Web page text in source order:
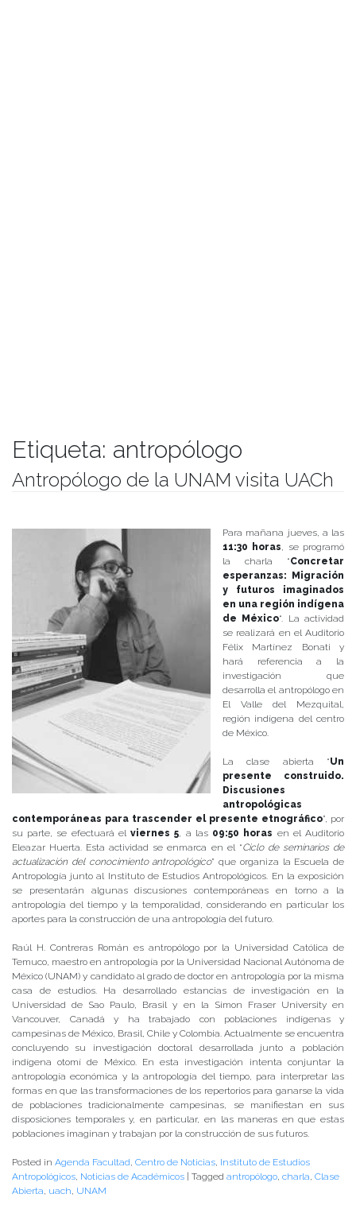
Etiqueta: antropólogo
Antropólogo de la UNAM visita UACh
Para mañana jueves, a las
11:30 horas, se programó
la charla “Concretar
esperanzas: Migración
y futuros imaginados
en una región indígena
de México“. La actividad
se realizará en el Auditorio
Félix Martínez Bonati y
hará referencia a la
investigación que
desarrolla el antropólogo en
El Valle del Mezquital,
región indígena del centro
de México.
La clase abierta “Un
presente construido.
Discusiones
antropológicas
contemporáneas para trascender el presente etnográfico”, por
su parte, se efectuará elviernes 5, a las 09:50 horas en el Auditorio
Eleazar Huerta. Esta actividad se enmarca en el “Ciclo de seminarios de
actualización del conocimiento antropológico” que organiza la Escuela de
Antropología junto al Instituto de Estudios Antropológicos. En la exposición
se presentarán algunas discusiones contemporáneas en torno a la
antropología del tiempo y la temporalidad, considerando en particular los
aportes para la construcción de una antropología del futuro.
Raúl H. Contreras Román es antropólogo por la Universidad Católica de
Temuco, maestro en antropología por la Universidad Nacional Autónoma de
México (UNAM) y candidato al grado de doctor en antropología por la misma
casa de estudios. Ha desarrollado estancias de investigación en la
Universidad de Sao Paulo, Brasil y en la Simon Fraser University en
Vancouver, Canadá y ha trabajado con poblaciones indígenas y
campesinas de México, Brasil, Chile y Colombia. Actualmente se encuentra
concluyendo su investigación doctoral desarrollada junto a población
indígena otomí de México. En esta investigación intenta conjuntar la
antropología económica y la antropología del tiempo, para interpretar las
formas en que las transformaciones de los repertorios para ganarse la vida
de poblaciones tradicionalmente campesinas, se manifiestan en sus
disposiciones temporales y, en particular, en las maneras en que estas
poblaciones imaginan y trabajan por la construcción de sus futuros.
Posted in Agenda Facultad, Centro de Noticias, Instituto de Estudios
Antropológicos, Noticias de Académicos | Tagged antropólogo, charla, Clase
Abierta, uach, UNAM